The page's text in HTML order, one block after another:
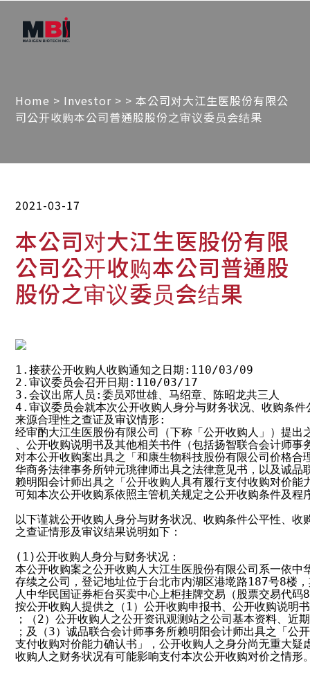
Home > Investor > > 本公司对大江生医股份有限公
司公开收购本公司普通股股份之审议委员会结果
2021-03-17
本公司对大江生医股份有限
公司公开收购本公司普通股
股份之审议委员会结果
1.接获公开收购人收购通知之日期:110/03/09
2.审议委员会召开日期:110/03/17
3.会议出席人员:委员邓世雄、马绍章、陈昭龙共三人
4.审议委员会就本次公开收购人身分与财务状况、收购条件
来源合理性之查证及审议情形:
经审酌大江生医股份有限公司（下称「公开收购人」）提出
、公开收购说明书及其他相关书件（包括扬智联合会计师事
对本公开收购案出具之「和康生物科技股份有限公司价格合
华商务法律事务所钟元珧律师出具之法律意见书，以及诚品
赖明阳会计师出具之「公开收购人具有履行支付收购对价能
可知本次公开收购系依照主管机关规定之公开收购条件及程
以下谨就公开收购人身分与财务状况、收购条件公平性、收
之查证情形及审议结果说明如下：
(1)公开收购人身分与财务状况：
本公开收购案之公开收购人大江生医股份有限公司系一依中
存续之公司，登记地址位于台北市内湖区港墘路187号8楼
人中华民国证券柜台买卖中心上柜挂牌交易（股票交易代码
按公开收购人提供之（1）公开收购申报书、公开收购说明
；（2）公开收购人之公开资讯观测站之公司基本资料、近
；及（3）诚品联合会计师事务所赖明阳会计师出具之「公
支付收购对价能力确认书」，公开收购人之身分尚无重大疑
收购人之财务状况有可能影响支付本次公开收购对价之情